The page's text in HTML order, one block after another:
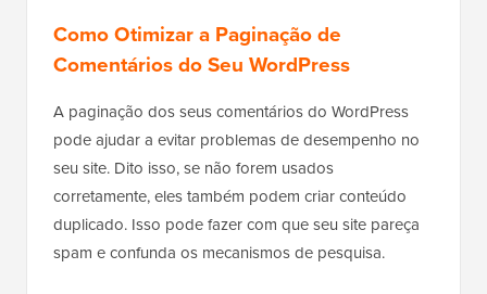
Como Otimizar a Paginação de
Comentários do Seu WordPress
A paginação dos seus comentários do WordPress
pode ajudar a evitar problemas de desempenho no
seu site. Dito isso, se não forem usados
corretamente, eles também podem criar conteúdo
duplicado. Isso pode fazer com que seu site pareça
spam e confunda os mecanismos de pesquisa.